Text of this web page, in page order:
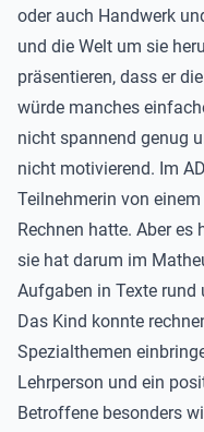
oder auch Handwerk
und die Welt um sie
präsentieren, dass er
würde manches
nicht spannend genug
nicht motivierend. Im
Teilnehmerin von
Rechnen hatte. Aber es
sie hat darum im
Aufgaben in Texte rund
Das Kind konnte
Spezialthemen
Lehrperson und ein
Betroffene besonders